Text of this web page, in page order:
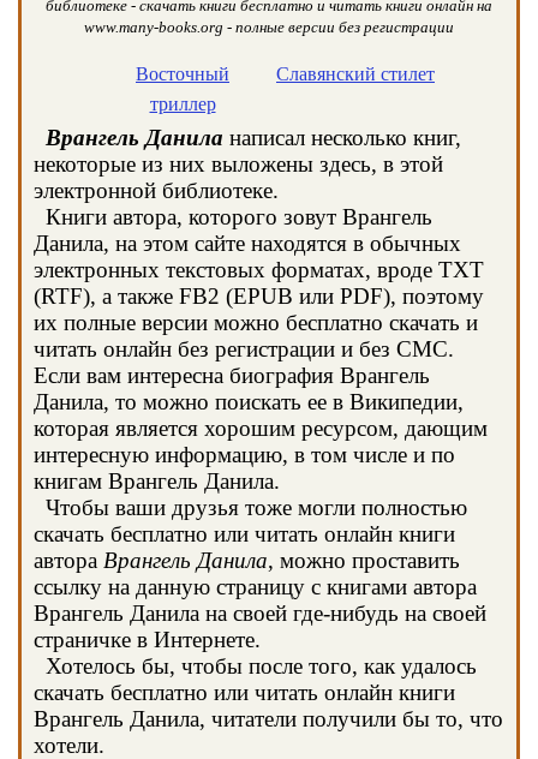
библиотеке - скачать книги бесплатно и читать книги онлайн на
www.many-books.org - полные версии без регистрации
Восточный
триллер
Славянский стилет
Врангель Данила написал несколько книг,
некоторые из них выложены здесь, в этой
электронной библиотеке.
Книги автора, которого зовут Врангель
Данила, на этом сайте находятся в обычных
электронных текстовых форматах, вроде TXT
(RTF), а также FB2 (EPUB или PDF), поэтому
их полные версии можно бесплатно скачать и
читать онлайн без регистрации и без СМС.
Если вам интересна биография Врангель
Данила, то можно поискать ее в Википедии,
которая является хорошим ресурсом, дающим
интересную информацию, в том числе и по
книгам Врангель Данила.
Чтобы ваши друзья тоже могли полностью
скачать бесплатно или читать онлайн книги
автора Врангель Данила, можно проставить
ссылку на данную страницу с книгами автора
Врангель Данила на своей где-нибудь на своей
страничке в Интернете.
Хотелось бы, чтобы после того, как удалось
скачать бесплатно или читать онлайн книги
Врангель Данила, читатели получили бы то, что
хотели.